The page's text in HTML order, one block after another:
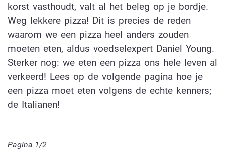
korst vasthoudt, valt al het beleg op je bordje.
Weg lekkere pizza! Dit is precies de reden
waarom we een pizza heel anders zouden
moeten eten, aldus voedselexpert Daniel Young.
Sterker nog: we eten een pizza ons hele leven al
verkeerd! Lees op de volgende pagina hoe je
een pizza moet eten volgens de echte kenners;
de Italianen!
Pagina 1/2